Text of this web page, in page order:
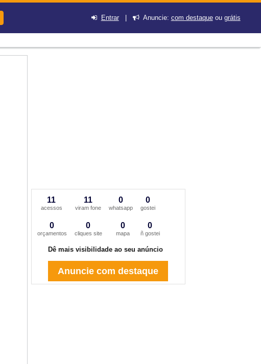
Entrar| Anuncie: com destaqueou grátis
11
acessos
11
viram fone
0
whatsapp
0
gostei
0
orçamentos
0
cliques site
0
mapa
0
ñ gostei
Dê mais visibilidade ao seu anúncio
Anuncie com destaque